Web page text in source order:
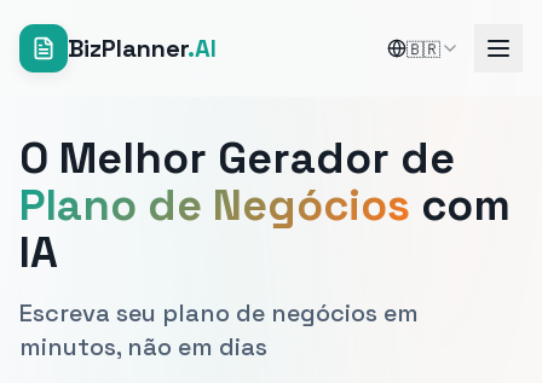
BizPlanner.AI 🇧🇷
O Melhor Gerador de
Plano de Negócios com
IA
Escreva seu plano de negócios em
minutos, não em dias